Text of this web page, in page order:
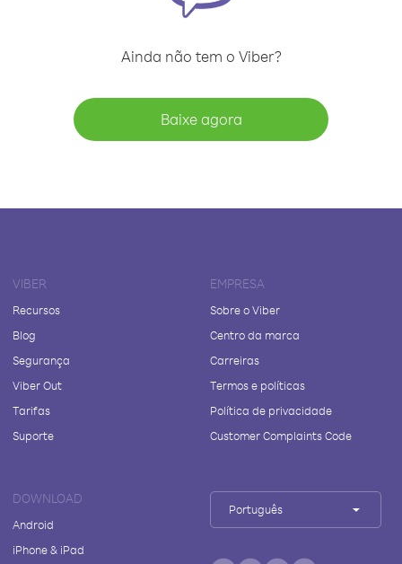
Ainda não tem o Viber?
Baixe agora
VIBER
Recursos
Blog
Segurança
Viber Out
Tarifas
Suporte
EMPRESA
Sobre o Viber
Centro da marca
Carreiras
Termos e políticas
Política de privacidade
Customer Complaints Code
DOWNLOAD
Android
iPhone & iPad
Português